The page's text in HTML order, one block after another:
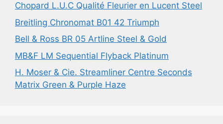
Chopard L.U.C Qualité Fleurier en Lucent Steel
Breitling Chronomat B01 42 Triumph
Bell & Ross BR 05 Artline Steel & Gold
MB&F LM Sequential Flyback Platinum
H. Moser & Cie. Streamliner Centre Seconds
Matrix Green & Purple Haze